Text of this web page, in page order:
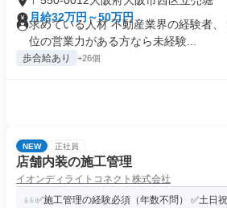
月給32万円～50万円
求めている人材 不動産業界の経験者
位の営業力がある方なら未経験...
歩合給あり +26個
NEW 正社員
店舗内装の施工管理
イオンディライトコネクト株式会社
✅施工管理の経験必須（年数不問） ✅土日